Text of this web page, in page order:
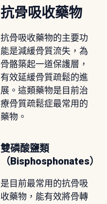
抗骨吸收藥物
抗骨吸收藥物的主要功
能是減緩骨質流失，為
骨骼築起一道保護層，
有效延緩骨質疏鬆的進
展。這類藥物是目前治
療骨質疏鬆症最常用的
藥物。
雙磷酸鹽類
（Bisphosphonates）
是目前最常用的抗骨吸
收藥物，能有效將骨轉